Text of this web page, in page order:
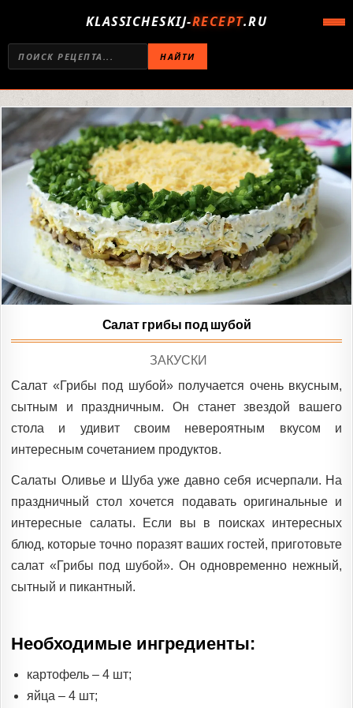
KLASSICHESKIJ-RECEPT.RU
НАЙТИ
Салат грибы под шубой
POSTED
ЗАКУСКИ
Салат «Грибы под шубой» получается очень вкусным,
сытным и праздничным. Он станет звездой вашего
стола и удивит своим невероятным вкусом и
интересным сочетанием продуктов.
Салаты Оливье и Шуба уже давно себя исчерпали. На
праздничный стол хочется подавать оригинальные и
интересные салаты. Если вы в поисках интересных
блюд, которые точно поразят ваших гостей, приготовьте
салат «Грибы под шубой». Он одновременно нежный,
сытный и пикантный.
Необходимые ингредиенты:
картофель – 4 шт;
яйца – 4 шт;